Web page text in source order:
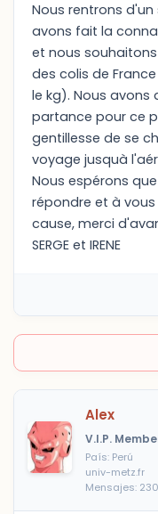
Nous rentrons d'un
avons fait la
et nous
des colis de
le kg). Nous avons
partance pour ce
gentillesse de se
voyage jusquà
Nous espérons
répondre et à
cause, merci
SERGE et IRENE
Alex
V.I.P.
País: Perú
univ-metz.fr
Mensajes: 230